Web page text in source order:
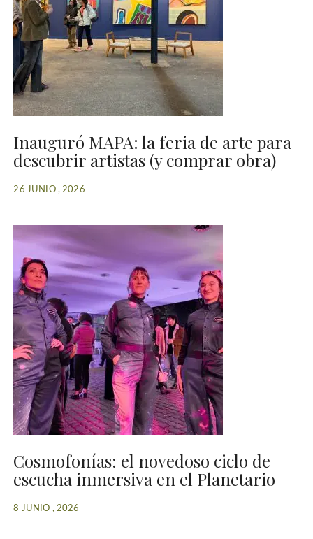
Inauguró MAPA: la feria de arte para
descubrir artistas (y comprar obra)
26 JUNIO , 2026
Cosmofonías: el novedoso ciclo de
escucha inmersiva en el Planetario
8 JUNIO , 2026